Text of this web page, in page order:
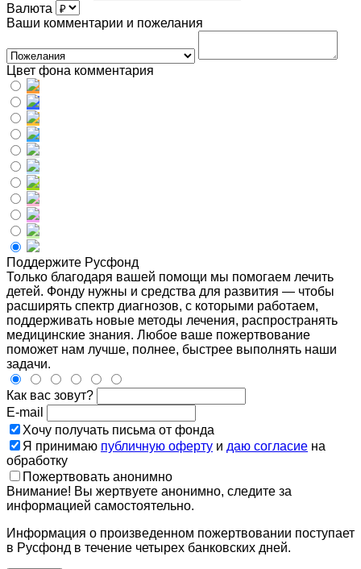
Валюта
Ваши комментарии и пожелания
Цвет фона комментария
Поддержите Русфонд
Только благодаря вашей помощи мы помогаем лечить
детей. Фонду нужны и средства для развития — чтобы
расширять спектр диагнозов, с которыми работаем,
поддерживать новые методы лечения, распространять
медицинские знания. Любое ваше пожертвование
поможет нам лучше, полнее, быстрее выполнять наши
задачи.
Как вас зовут?
E-mail
Хочу получать письма от фонда
Я принимаю публичную оферту и даю согласие на
обработку
Пожертвовать анонимно
Внимание! Вы жертвуете анонимно, следите за
информацией самостоятельно.
Информация о произведенном пожертвовании поступает
в Русфонд в течение четырех банковских дней.